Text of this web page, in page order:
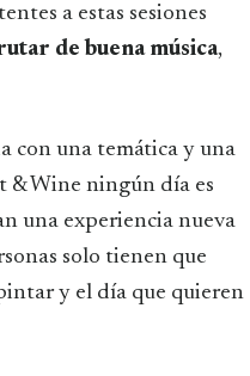
a estas sesiones
de buena música,
con una temática y una
& Wine ningún día es
una experiencia nueva
solo tienen que
y el día que quieren